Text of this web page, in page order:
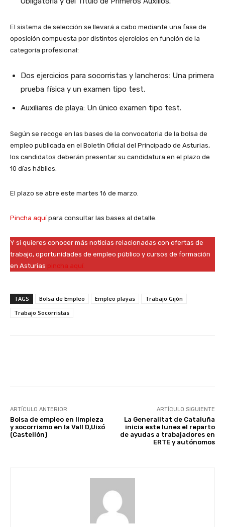
El sistema de selección se llevará a cabo mediante una fase de
oposición compuesta por distintos ejercicios en función de la
categoría profesional:
Dos ejercicios para socorristas y lancheros: Una primera
prueba física y un examen tipo test.
Auxiliares de playa: Un único examen tipo test.
Según se recoge en las bases de la convocatoria de la bolsa de
empleo publicada en el Boletín Oficial del Principado de Asturias,
los candidatos deberán presentar su candidatura en el plazo de
10 días hábiles.
El plazo se abre este martes 16 de marzo.
Pincha aquípara consultar las bases al detalle.
Y si quieres conocer más noticias relacionadas con ofertas de
trabajo, oportunidades de empleo público y cursos de formación
en Asturias pincha aquí.
TAGS Bolsa de Empleo Empleo playas
Trabajo Gijón
Trabajo Socorristas
ARTÍCULO ANTERIOR
Bolsa de empleo en limpieza
y socorrismo en la Vall D,Uixó
(Castellón)
ARTÍCULO SIGUIENTE
La Generalitat de Cataluña
inicia este lunes el reparto
de ayudas a trabajadores en
ERTE y autónomos